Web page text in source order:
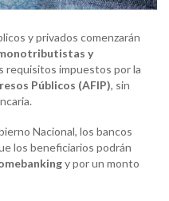
y privados comenzarán
y
requisitos impuestos por la
Públicos (AFIP), sin
Nacional, los bancos
los beneficiarios podrán
y por un monto